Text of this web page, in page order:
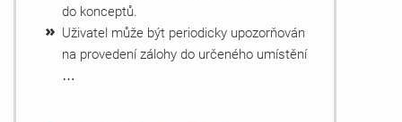
do konceptů.
Uživatel může být periodicky upozorňován
na provedení zálohy do určeného umístění
…